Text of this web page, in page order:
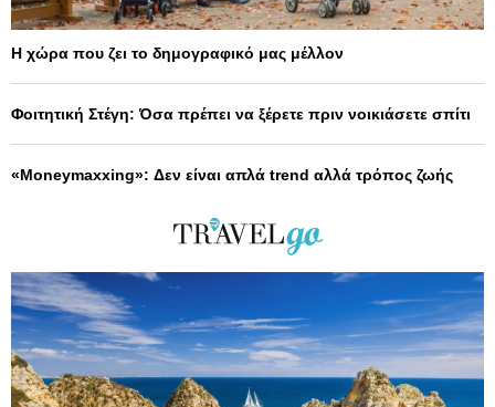
Η χώρα που ζει το δημογραφικό μας μέλλον
Φοιτητική Στέγη: Όσα πρέπει να ξέρετε πριν νοικιάσετε σπίτι
«Moneymaxxing»: Δεν είναι απλά trend αλλά τρόπος ζωής